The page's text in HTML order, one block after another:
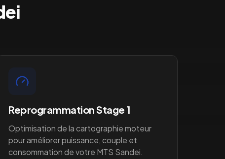
Reprogrammation Stage 1
Optimisation de la cartographie moteur
pour améliorer puissance, couple et
consommation de votre MTS Sandei.